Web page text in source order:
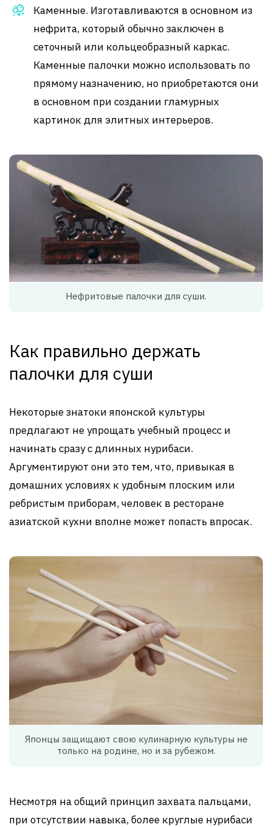
Каменные. Изготавливаются в основном из
нефрита, который обычно заключен в
сеточный или кольцеобразный каркас.
Каменные палочки можно использовать по
прямому назначению, но приобретаются они
в основном при создании гламурных
картинок для элитных интерьеров.
Нефритовые палочки для суши.
Как правильно держать
палочки для суши
Некоторые знатоки японской культуры
предлагают не упрощать учебный процесс и
начинать сразу с длинных нурибаси.
Аргументируют они это тем, что, привыкая в
домашних условиях к удобным плоским или
ребристым приборам, человек в ресторане
азиатской кухни вполне может попасть впросак.
Японцы защищают свою кулинарную культуры не
только на родине, но и за рубежом.
Несмотря на общий принцип захвата пальцами,
при отсутствии навыка, более круглые нурибаси